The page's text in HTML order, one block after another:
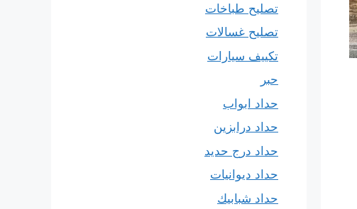
تصليح طباخات
تصليح غسالات
تكييف سيارات
حبر
حداد ابواب
حداد درابزين
حداد درج حديد
حداد ديوانيات
حداد شبابيك